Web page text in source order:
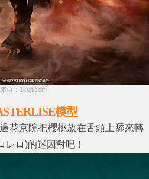
來自：1kuji.com
模型
花京院把櫻桃放在舌頭上舔來轉
レロ)的迷因對吧！